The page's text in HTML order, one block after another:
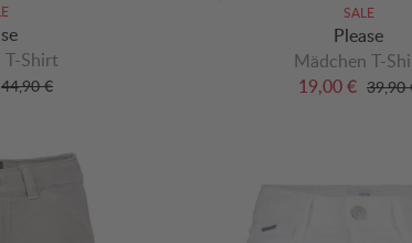
T-Shirt
44,90 €
SALE
Please
Mädchen T-
19,00 € 39,90